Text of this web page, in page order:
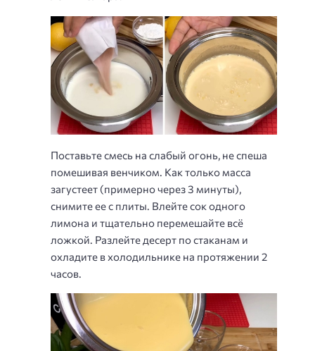
Поставьте смесь на слабый огонь, не спеша
помешивая венчиком. Как только масса
загустеет (примерно через 3 минуты),
снимите ее с плиты. Влейте сок одного
лимона и тщательно перемешайте всё
ложкой. Разлейте десерт по стаканам и
охладите в холодильнике на протяжении 2
часов.